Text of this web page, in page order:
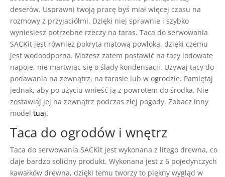
deserów. Usprawni twoją pracę byś miał więcej czasu na
rozmowy z przyjaciółmi. Dzięki niej sprawnie i szybko
wyniesiesz potrzebne rzeczy na taras. Taca do serwowania
SACKit jest również pokryta matową powłoką, dzięki czemu
jest wodoodporna. Możesz zatem postawić na tacy lodowate
napoje, nie martwiąc się o ślady kondensacji. Używaj tacy do
podawania na zewnątrz, na tarasie lub w ogrodzie. Pamiętaj
jednak, aby po użyciu wnieść ją z powrotem do środka. Nie
zostawiaj jej na zewnątrz podczas złej pogody. Zobacz inny
model tuaj.
Taca do ogrodów i wnętrz
Taca do serwowania SACKit jest wykonana z litego drewna, co
daje bardzo solidny produkt. Wykonana jest z 6 pojedynczych
kawałków drewna, dzięki temu tworzy to piękny wygląd w